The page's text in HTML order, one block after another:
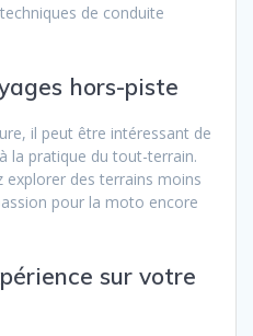
de conduite
hors-piste
il peut être intéressant de
la pratique du tout-terrain.
des terrains moins
pour la moto encore
sur votre